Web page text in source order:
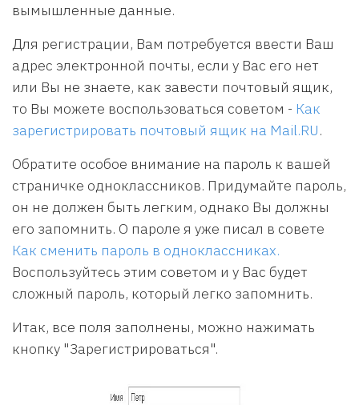
вымышленные данные.
Для регистрации, Вам потребуется ввести Ваш
адрес электронной почты, если у Вас его нет
или Вы не знаете, как завести почтовый ящик,
то Вы можете воспользоваться советом - Как
зарегистрировать почтовый ящик на Mail.RU.
Обратите особое внимание на пароль к вашей
страничке одноклассников. Придумайте пароль,
он не должен быть легким, однако Вы должны
его запомнить. О пароле я уже писал в совете
Как сменить пароль в одноклассниках.
Воспользуйтесь этим советом и у Вас будет
сложный пароль, который легко запомнить.
Итак, все поля заполнены, можно нажимать
кнопку "Зарегистрироваться".